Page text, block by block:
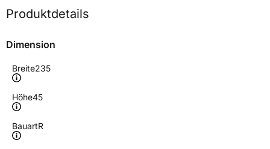
Produktdetails
Dimension
Breite235
Höhe45
BauartR